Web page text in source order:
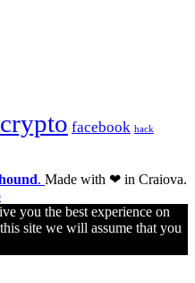
crypto facebook hack
. Made with ❤ in Craiova.
you the best experience on
site we will assume that you